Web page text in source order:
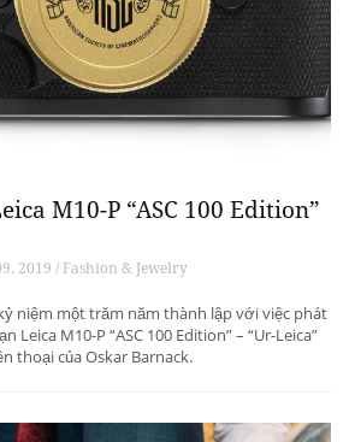
M10-P “ASC 100 Edition”
2019 / Fashion & Jewelry
niệm một trăm năm thành lập với việc phát
Leica M10-P “ASC 100 Edition” – “Ur-Leica”
thoại của Oskar Barnack.